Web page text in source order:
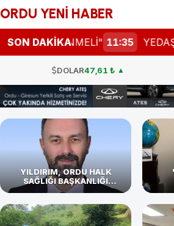
ORDU YENİ HABER
SON DAKİKA
11:35 YEDAŞ, GENÇ
DOLAR47,61 ₺ ▲
EURO54,87 ₺ ▼
STERLİN64,12 ₺ ▼
G.ALTIN4.811,27 ₺
BTC4.786.096,00 ₺
BİST101.729,00
DOLAR47,61 ₺ ▲
YILDIRIM, ORDU HALK
SAĞLIĞI BAŞKANLIĞI
GÖREVİNE BAŞLADI